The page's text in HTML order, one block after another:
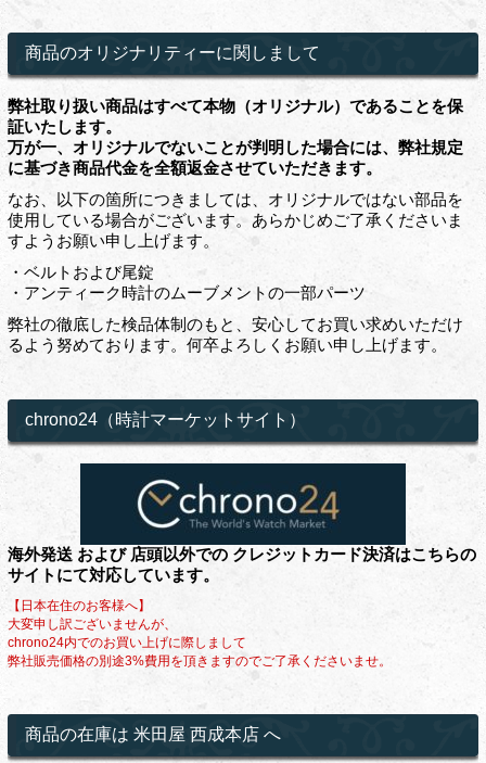
商品のオリジナリティーに関しまして
弊社取り扱い商品はすべて本物（オリジナル）であることを保
証いたします。
万が一、オリジナルでないことが判明した場合には、弊社規定
に基づき商品代金を全額返金させていただきます。
なお、以下の箇所につきましては、オリジナルではない部品を
使用している場合がございます。あらかじめご了承くださいま
すようお願い申し上げます。
・ベルトおよび尾錠
・アンティーク時計のムーブメントの一部パーツ
弊社の徹底した検品体制のもと、安心してお買い求めいただけ
るよう努めております。何卒よろしくお願い申し上げます。
chrono24（時計マーケットサイト）
海外発送 および 店頭以外での クレジットカード決済はこちらの
サイトにて対応しています。
【日本在住のお客様へ】
大変申し訳ございませんが、
chrono24内でのお買い上げに際しまして
弊社販売価格の別途3%費用を頂きますのでご了承くださいませ。
商品の在庫は 米田屋 西成本店 へ